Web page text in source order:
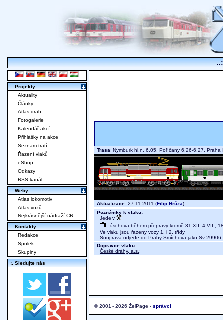
Trasa: Nymburk hl.n. 6.05, Poříčany 6.26-6.27,
Aktualizace: 27.11.2011 (Filip Hrůza)
Poznámky k vlaku:
Jede v
- úschova během přepravy kromě 31.XII, 4.VII.,
Ve vlaku jsou řazeny vozy 1. i 2. třídy
Souprava odjede do Prahy-Smíchova jako Sv 29906
Dopravce vlaku:
České dráhy, a.s. ;
© 2001 - 2026 ŽelPage - správci
:. Projekty
Aktuality
Články
Atlas drah
Fotogalerie
Kalendář akcí
Přihlášky na akce
Seznam tratí
Řazení vlaků
eShop
Odkazy
RSS kanál
:. Weby
Atlas lokomotiv
Atlas vozů
Nejkrásnější nádraží ČR
:. Kontakty
Redakce
Spolek
Skupiny
:. Sledujte nás